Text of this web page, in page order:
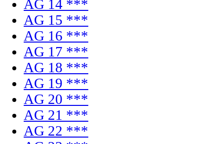
AG 14 ***
AG 15 ***
AG 16 ***
AG 17 ***
AG 18 ***
AG 19 ***
AG 20 ***
AG 21 ***
AG 22 ***